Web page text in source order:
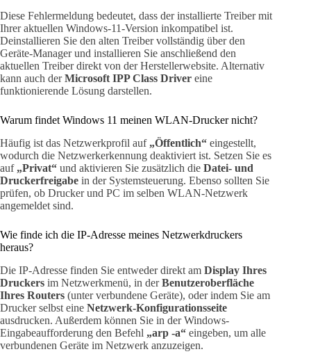
Diese Fehlermeldung bedeutet, dass der installierte Treiber mit
Ihrer aktuellen Windows-11-Version inkompatibel ist.
Deinstallieren Sie den alten Treiber vollständig über den
Geräte-Manager und installieren Sie anschließend den
aktuellen Treiber direkt von der Herstellerwebsite. Alternativ
kann auch derMicrosoft IPP Class Driver eine
funktionierende Lösung darstellen.
Warum findet Windows 11 meinen WLAN-Drucker nicht?
Häufig ist das Netzwerkprofil auf „Öffentlich“ eingestellt,
wodurch die Netzwerkerkennung deaktiviert ist. Setzen Sie es
auf „Privat“ und aktivieren Sie zusätzlich die Datei- und
Druckerfreigabe in der Systemsteuerung. Ebenso sollten Sie
prüfen, ob Drucker und PC im selben WLAN-Netzwerk
angemeldet sind.
Wie finde ich die IP-Adresse meines Netzwerkdruckers
heraus?
Die IP-Adresse finden Sie entweder direkt am Display Ihres
Druckers im Netzwerkmenü, in derBenutzeroberfläche
Ihres Routers (unter verbundene Geräte), oder indem Sie am
Drucker selbst eine Netzwerk-Konfigurationsseite
ausdrucken. Außerdem können Sie in der Windows-
Eingabeaufforderung den Befehl „arp -a“ eingeben, um alle
verbundenen Geräte im Netzwerk anzuzeigen.